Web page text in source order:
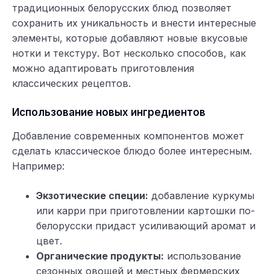
традиционных белорусских блюд позволяет
сохранить их уникальность и внести интересные
элементы, которые добавляют новые вкусовые
нотки и текстуру. Вот несколько способов, как
можно адаптировать приготовления
классических рецептов.
Использование новых ингредиентов
Добавление современных компонентов может
сделать классическое блюдо более интересным.
Например:
Экзотические специи: добавление куркумы
или карри при приготовлении картошки по-
белорусски придаст усиливающий аромат и
цвет.
Органические продукты: использование
сезонных овощей и местных фермерских